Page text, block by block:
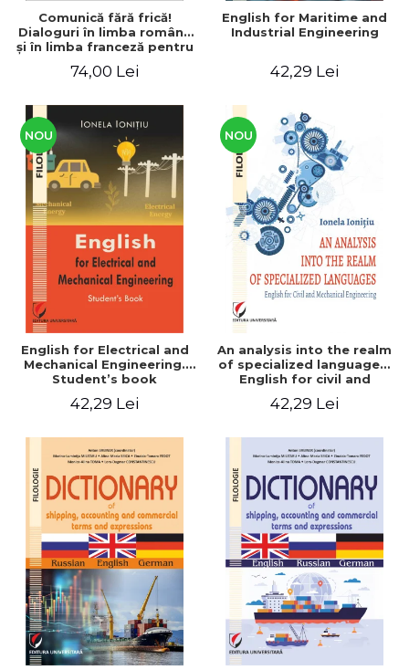
Comunică fără frică!
Dialoguri în limba română
şi în limba franceză pentru
străini/Communique sans
roumain et en français
pour les citoyens
étrangers
74,00 Lei
English for Maritime and
Industrial Engineering
42,29 Lei
NOU
English for Electrical and
Mechanical Engineering.
Student’s book
42,29 Lei
NOU
An analysis into the realm
of specialized languages.
English for civil and
42,29 Lei